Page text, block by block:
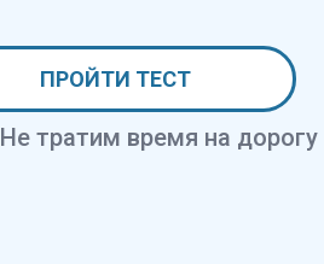
ПРОЙТИ ТЕСТ
Не тратим время на